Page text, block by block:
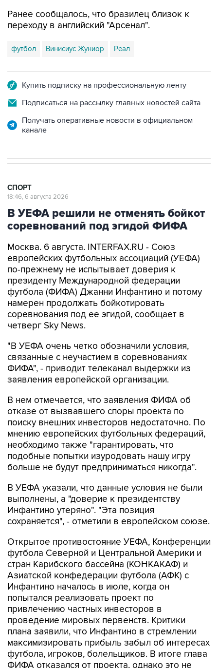
Ранее сообщалось, что бразилец близок к
переходу в английский "Арсенал".
футбол Винисиус Жуниор Реал
Купить подписку на профессиональную ленту
Подписаться на рассылку главных новостей сайта
Получать оперативные новости в официальном
канале
СПОРТ
18:46, 6 августа 2026
В УЕФА решили не отменять бойкот
соревнований под эгидой ФИФА
Москва. 6 августа. INTERFAX.RU - Союз
европейских футбольных ассоциаций (УЕФА)
по-прежнему не испытывает доверия к
президенту Международной федерации
футбола (ФИФА) Джанни Инфантино и потому
намерен продолжать бойкотировать
соревнования под ее эгидой, сообщает в
четверг Sky News.
"В УЕФА очень четко обозначили условия,
связанные с неучастием в соревнованиях
ФИФА", - приводит телеканал выдержки из
заявления европейской организации.
В нем отмечается, что заявления ФИФА об
отказе от вызвавшего споры проекта по
поиску внешних инвесторов недостаточно. По
мнению европейских футбольных федераций,
необходимо также "гарантировать, что
подобные попытки изуродовать нашу игру
больше не будут предприниматься никогда".
В УЕФА указали, что данные условия не были
выполнены, а "доверие к президентству
Инфантино утеряно". "Эта позиция
сохраняется", - отметили в европейском союзе.
Открытое противостояние УЕФА, Конференции
футбола Северной и Центральной Америки и
стран Карибского бассейна (КОНКАКАФ) и
Азиатской конфедерации футбола (АФК) с
Инфантино началось в июле, когда он
попытался реализовать проект по
привлечению частных инвесторов в
проведение мировых первенств. Критики
плана заявили, что Инфантино в стремлении
максимизировать прибыль забыл об интересах
футбола, игроков, болельщиков. В итоге глава
ФИФА отказался от проекта, однако это не